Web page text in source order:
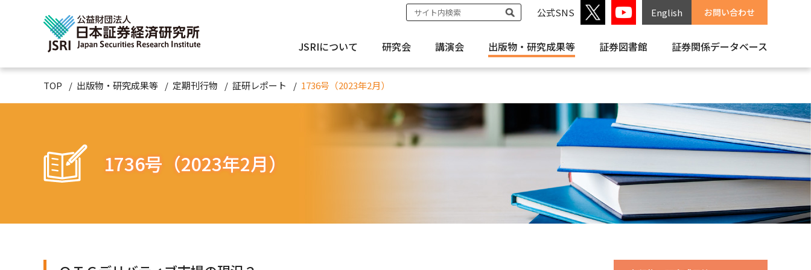
公式SNS English お問い合わせ
JSRIについて 研究会 講演会 出版物・ 研究成果等 証券図書館 証券関係データベース
TOP 出版物・研究成果等 定期刊行物 証研レポート 1736号（2023年2月）
1736号（2023年2月）